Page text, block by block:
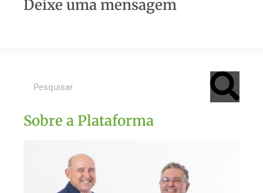
Deixe uma mensagem
Sobre a Plataforma